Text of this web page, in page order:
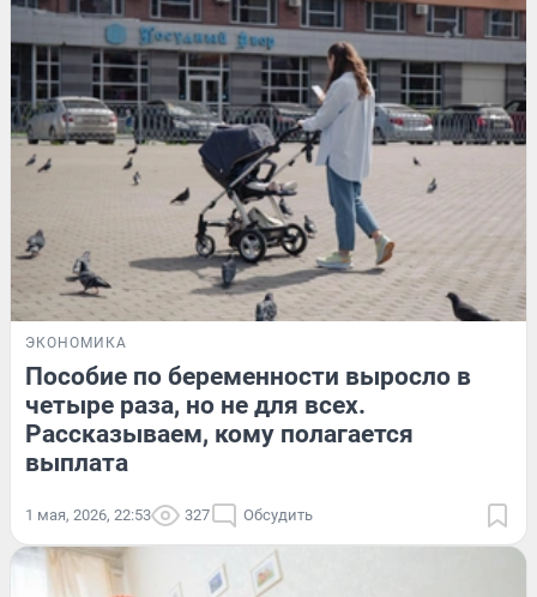
ЭКОНОМИКА
Пособие по беременности выросло в
четыре раза, но не для всех.
Рассказываем, кому полагается
выплата
1 мая, 2026, 22:53 327 Обсудить